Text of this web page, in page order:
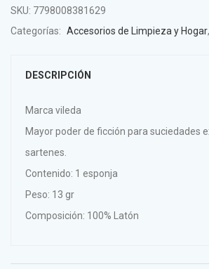
SKU: 7798008381629
Categorías: Accesorios de Limpieza y Hogar,
DESCRIPCIÓN
Marca vileda
Mayor poder de ficción para suciedades
sartenes.
Contenido: 1 esponja
Peso: 13 gr
Composición: 100% Latón